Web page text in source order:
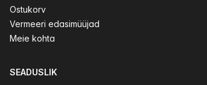
Ostukorv
Vermeeri edasimüüjad
Meie kohta
SEADUSLIK